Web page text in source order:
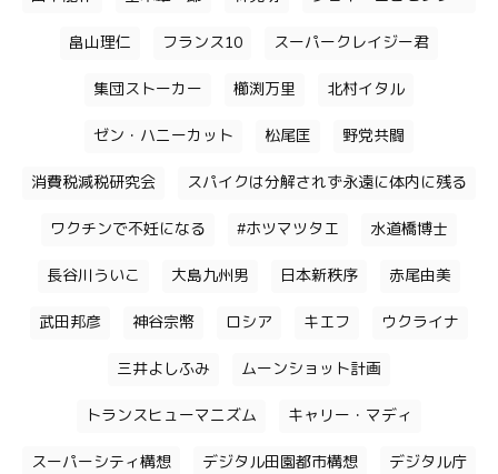
畠山理仁 フランス10 スーパークレイジー君
集団ストーカー 櫛渕万里 北村イタル
ゼン・ハニーカット 松尾匡 野党共闘
消費税減税研究会 スパイクは分解されず永遠に体内に残る
ワクチンで不妊になる #ホツマツタエ 水道橋博士
長谷川ういこ 大島九州男 日本新秩序 赤尾由美
武田邦彦 神谷宗幣 ロシア キエフ ウクライナ
三井よしふみ ムーンショット計画
トランスヒューマニズム キャリー・マディ
スーパーシティ構想 デジタル田園都市構想 デジタル庁